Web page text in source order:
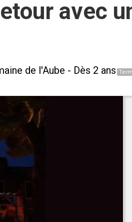
avec
de l'Aube - Dès 2 ans